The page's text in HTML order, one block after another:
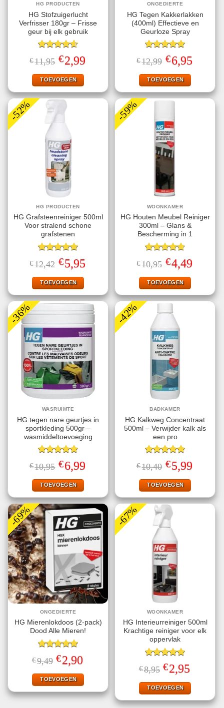
HG PRODUCTEN
HG Stofzuigerlucht
Verfrisser 180gr – Frisse
geur bij elk gebruik
Gewaardeerd
4.57uit 5
€11,95 Oorspronkelijke
prijs
was:
€11,95.
€2,99Huidige
prijs
TOEVOEGEN
ONGEDIERTE
HG Tegen Kakkerlakken
(400ml) Effectieve en
Geurloze Spray
Gewaardeerd
5.00uit 5
€12,99 Oorspronkelijke
prijs
was:
€12,99.
€6,95prijs
TOEVOEGEN
-52%
HG PRODUCTEN
HG Grafsteenreiniger 500ml
Voor stralend schone
grafstenen
Gewaardeerd
5.00uit 5
€12,42 Oorspronkelijke
prijs
was:
€12,42.
€5,95prijs
TOEVOEGEN
-59%
WOONKAMER
HG Houten Meubel Reiniger
300ml – Glans &
Bescherming in 1
Gewaardeerd
4.75uit 5
€10,95 Oorspronkelijke
prijs
was:
€10,95.
€4,49Huidige
prijs
TOEVOEGEN
-36%
WASRUIMTE
HG tegen nare geurtjes in
sportkleding 500gr –
wasmiddeltoevoeging
Gewaardeerd
4.89uit 5
€10,95 Oorspronkelijke
prijs
was:
€10,95.
€6,99Huidige
prijs
TOEVOEGEN
-42%
BADKAMER
HG Kalkweg Concentraat
500ml – Verwijder kalk als
een pro
Gewaardeerd
5.00uit 5
€10,40 Oorspronkelijke
prijs
was:
€10,40.
€5,99Huidige
prijs
TOEVOEGEN
-69%
ONGEDIERTE
HG Mierenlokdoos (2-pack)
Dood Alle Mieren!
Gewaardeerd
5.00uit 5
€9,49 Oorspronkelijke
prijs
was:
€9,49.
€2,90
is:
€2,90.
TOEVOEGEN
-67%
WOONKAMER
HG Interieurreiniger 500ml
Krachtige reiniger voor elk
oppervlak
Gewaardeerd
5.00uit 5
€8,95 Oorspronkelijke
prijs
was:
€8,95.
€2,95
is:
€2,95.
TOEVOEGEN